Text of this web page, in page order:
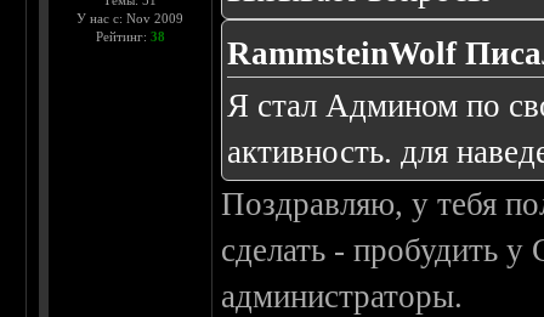
У нас с: Nov 2009
Рейтинг: 38
RammsteinWolf
Я стал Админом по
активность. для
Поздравляю, у тебя
сделать - пробудить у
администраторы.